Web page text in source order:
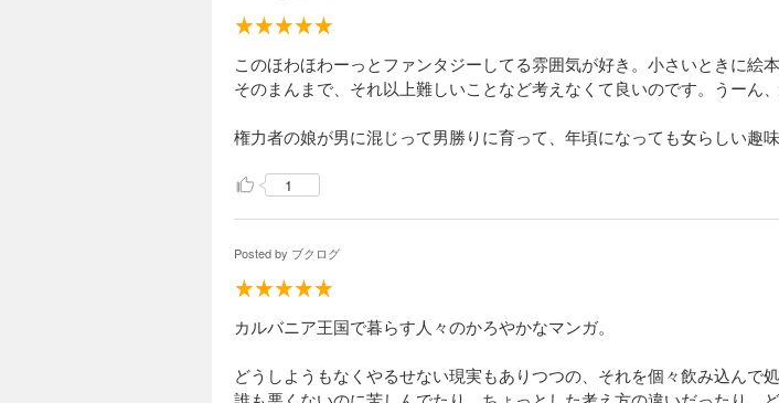
カルバニア物語 16
682円 (税込)
女王に即位して以来、初めての長期休暇を楽しんでいたタニア。そ
しい──。ところが突然、コンラッドが帰国すると告げられて…!?
このほわほわーっとファンタジーしてる雰囲気が好き。小さいときに
そのまんまで、それ以上難しいことなど考えなくて良いのです。うーん、
権力者の娘が男に混じって男勝りに育って、年頃になっても女らしい趣
1
Posted by ブクログ
カルバニア王国で暮らす人々のかろやかなマンガ。
どうしようもなくやるせない現実もありつつの、それを個々飲み込んで